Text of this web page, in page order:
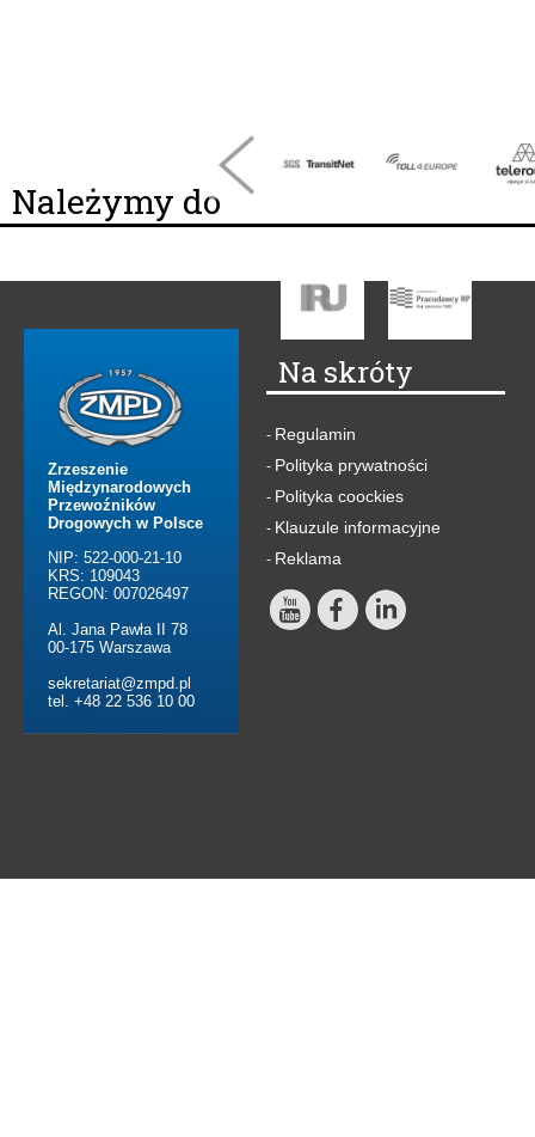
Należymy do
Zrzeszenie
Międzynarodowych
Przewoźników
Drogowych w Polsce
NIP: 522-000-21-10
KRS: 109043
REGON: 007026497
Al. Jana Pawła II 78
00-175 Warszawa
sekretariat@zmpd.pl
tel. +48 22 536 10 00
Na skróty
- Regulamin
- Polityka prywatności
- Polityka coockies
- Klauzule informacyjne
- Reklama